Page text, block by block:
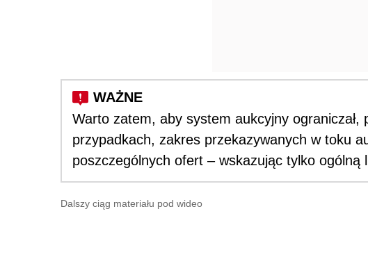
Warto zatem, aby system aukcyjny
przypadkach, zakres przekazywanych w toku
poszczególnych ofert – wskazując tylko ogólną
Dalszy ciąg materiału pod wideo